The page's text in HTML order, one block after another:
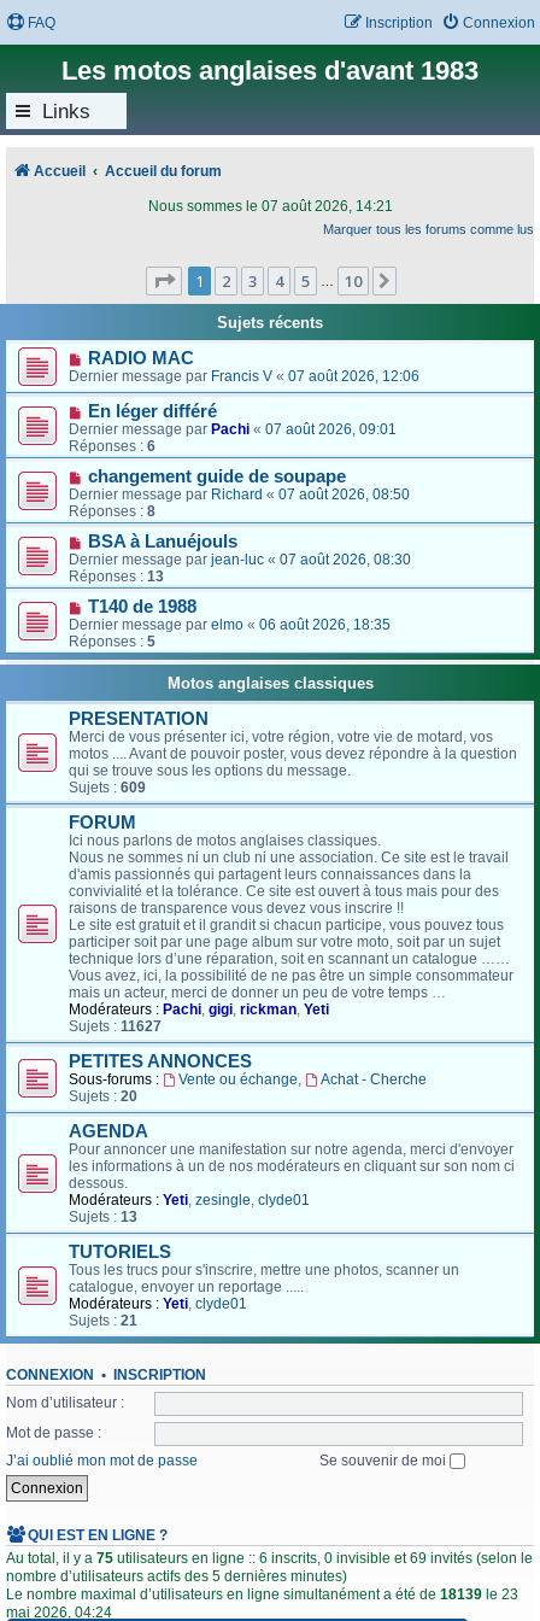
FAQ Connexion
Inscription
Les motos anglaises d'avant 1983
Links
Accueil Accueil du forum
Nous sommes le 07 août 2026, 14:21
Marquer tous les forums comme lus
Page 1sur
1 2 3 4 5 10
Sujets récents
RADIO MAC
Dernier message par Francis V « 07 août 2026, 12:06
En léger différé
Dernier message par Pachi « 07 août 2026, 09:01
Réponses : 6
changement guide de soupape
Dernier message par Richard « 07 août 2026, 08:50
Réponses : 8
BSA à Lanuéjouls
Dernier message par jean-luc « 07 août 2026, 08:30
Réponses : 13
T140 de 1988
Dernier message par elmo « 06 août 2026, 18:35
Réponses : 5
Motos anglaises classiques
PRESENTATION
Merci de vous présenter ici, votre région, votre vie de motard, vos
motos .... Avant de pouvoir poster, vous devez répondre à la question
qui se trouve sous les options du message.
Sujets : 609
FORUM
Ici nous parlons de motos anglaises classiques.
Nous ne sommes ni un club ni une association. Ce site est le travail
d'amis passionnés qui partagent leurs connaissances dans la
convivialité et la tolérance. Ce site est ouvert à tous mais pour des
raisons de transparence vous devez vous inscrire !!
Le site est gratuit et il grandit si chacun participe, vous pouvez tous
participer soit par une page album sur votre moto, soit par un sujet
technique lors d’une réparation, soit en scannant un catalogue ……
Vous avez, ici, la possibilité de ne pas être un simple consommateur
mais un acteur, merci de donner un peu de votre temps …
Modérateurs : Pachi gigi rickman Yeti
Sujets : 11627
PETITES ANNONCES
Sous-forums : Vente ou échange
Achat - Cherche
Sujets : 20
AGENDA
Pour annoncer une manifestation sur notre agenda, merci d'envoyer
les informations à un de nos modérateurs en cliquant sur son nom ci
dessous.
Modérateurs : Yeti zesingle clyde01
Sujets : 13
TUTORIELS
Tous les trucs pour s'inscrire, mettre une photos, scanner un
catalogue, envoyer un reportage .....
Modérateurs : Yeti clyde01
Sujets : 21
CONNEXION • INSCRIPTION
Nom d’utilisateur :
Mot de passe :
J’ai oublié mon mot de passe
Se souvenir de moi
QUI EST EN LIGNE ?
Au total, il y a 75 utilisateurs en ligne :: 6 inscrits, 0 invisible et 69 invités (selon le
nombre d’utilisateurs actifs des 5 dernières minutes)
Le nombre maximal d’utilisateurs en ligne simultanément a été de 18139 le 23
mai 2026, 04:24